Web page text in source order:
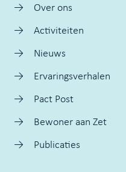
Over ons
Activiteiten
Nieuws
Ervaringsverhalen
Pact Post
Bewoner aan Zet
Publicaties